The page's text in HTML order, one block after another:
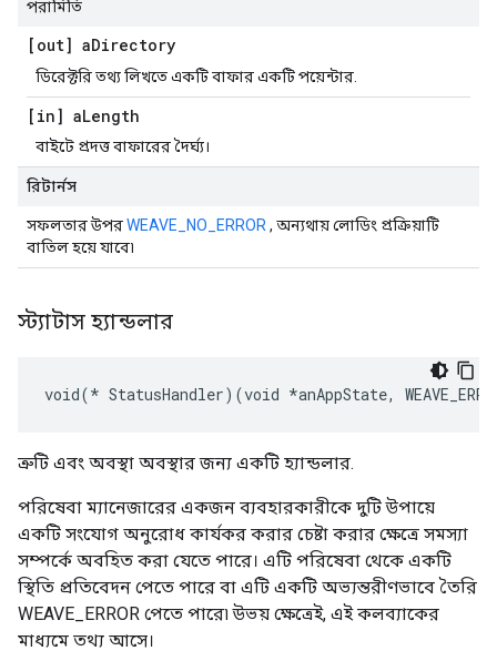
পরামিতি
[out] aDirectory
ডিরেক্টরি তথ্য লিখতে একটি বাফার একটি পয়েন্টার.
[in] aLength
বাইটে প্রদত্ত বাফারের দৈর্ঘ্য।
রিটার্নস
সফলতার উপরWEAVE_NO_ERROR , অন্যথায় লোডিং প্রক্রিয়াটি
বাতিল হয়ে যাবে৷
স্ট্যাটাস হ্যান্ডলার
void(* StatusHandler)(void *anAppState,
ত্রুটি এবং অবস্থা অবস্থার জন্য একটি হ্যান্ডলার.
পরিষেবা ম্যানেজারের একজন ব্যবহারকারীকে দুটি উপায়ে
একটি সংযোগ অনুরোধ কার্যকর করার চেষ্টা করার ক্ষেত্রে সমস্যা
সম্পর্কে অবহিত করা যেতে পারে। এটি পরিষেবা থেকে একটি
স্থিতি প্রতিবেদন পেতে পারে বা এটি একটি অভ্যন্তরীণভাবে তৈরি
WEAVE_ERROR পেতে পারে৷ উভয় ক্ষেত্রেই, এই কলব্যাকের
মাধ্যমে তথ্য আসে।